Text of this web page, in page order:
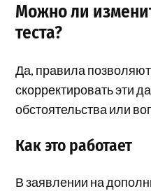
Можно ли
теста?
Да, правила
скорректировать эти
обстоятельства или
Как это работает
В заявлении на